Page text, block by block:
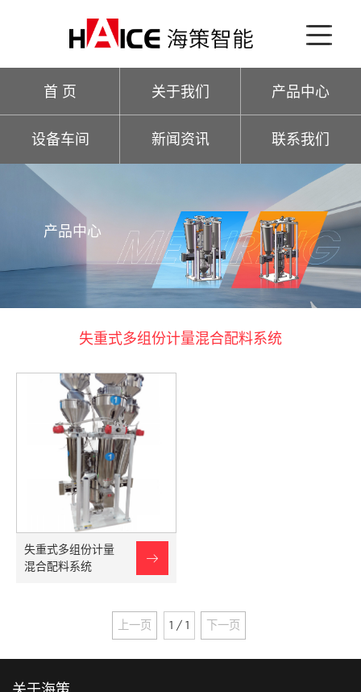
首 页 关于我们 产品中心
设备车间 新闻资讯 联系我们
产品中心
失重式多组份计量混合配料系统
失重式多组份计量
混合配料系统

上一页 1 / 1 下一页